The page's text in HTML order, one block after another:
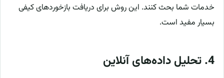
خدمات شما بحث کنند. این روش برای دریافت بازخوردهای کیفی
بسیار مفید است.
4. تحلیل داده‌های آنلاین